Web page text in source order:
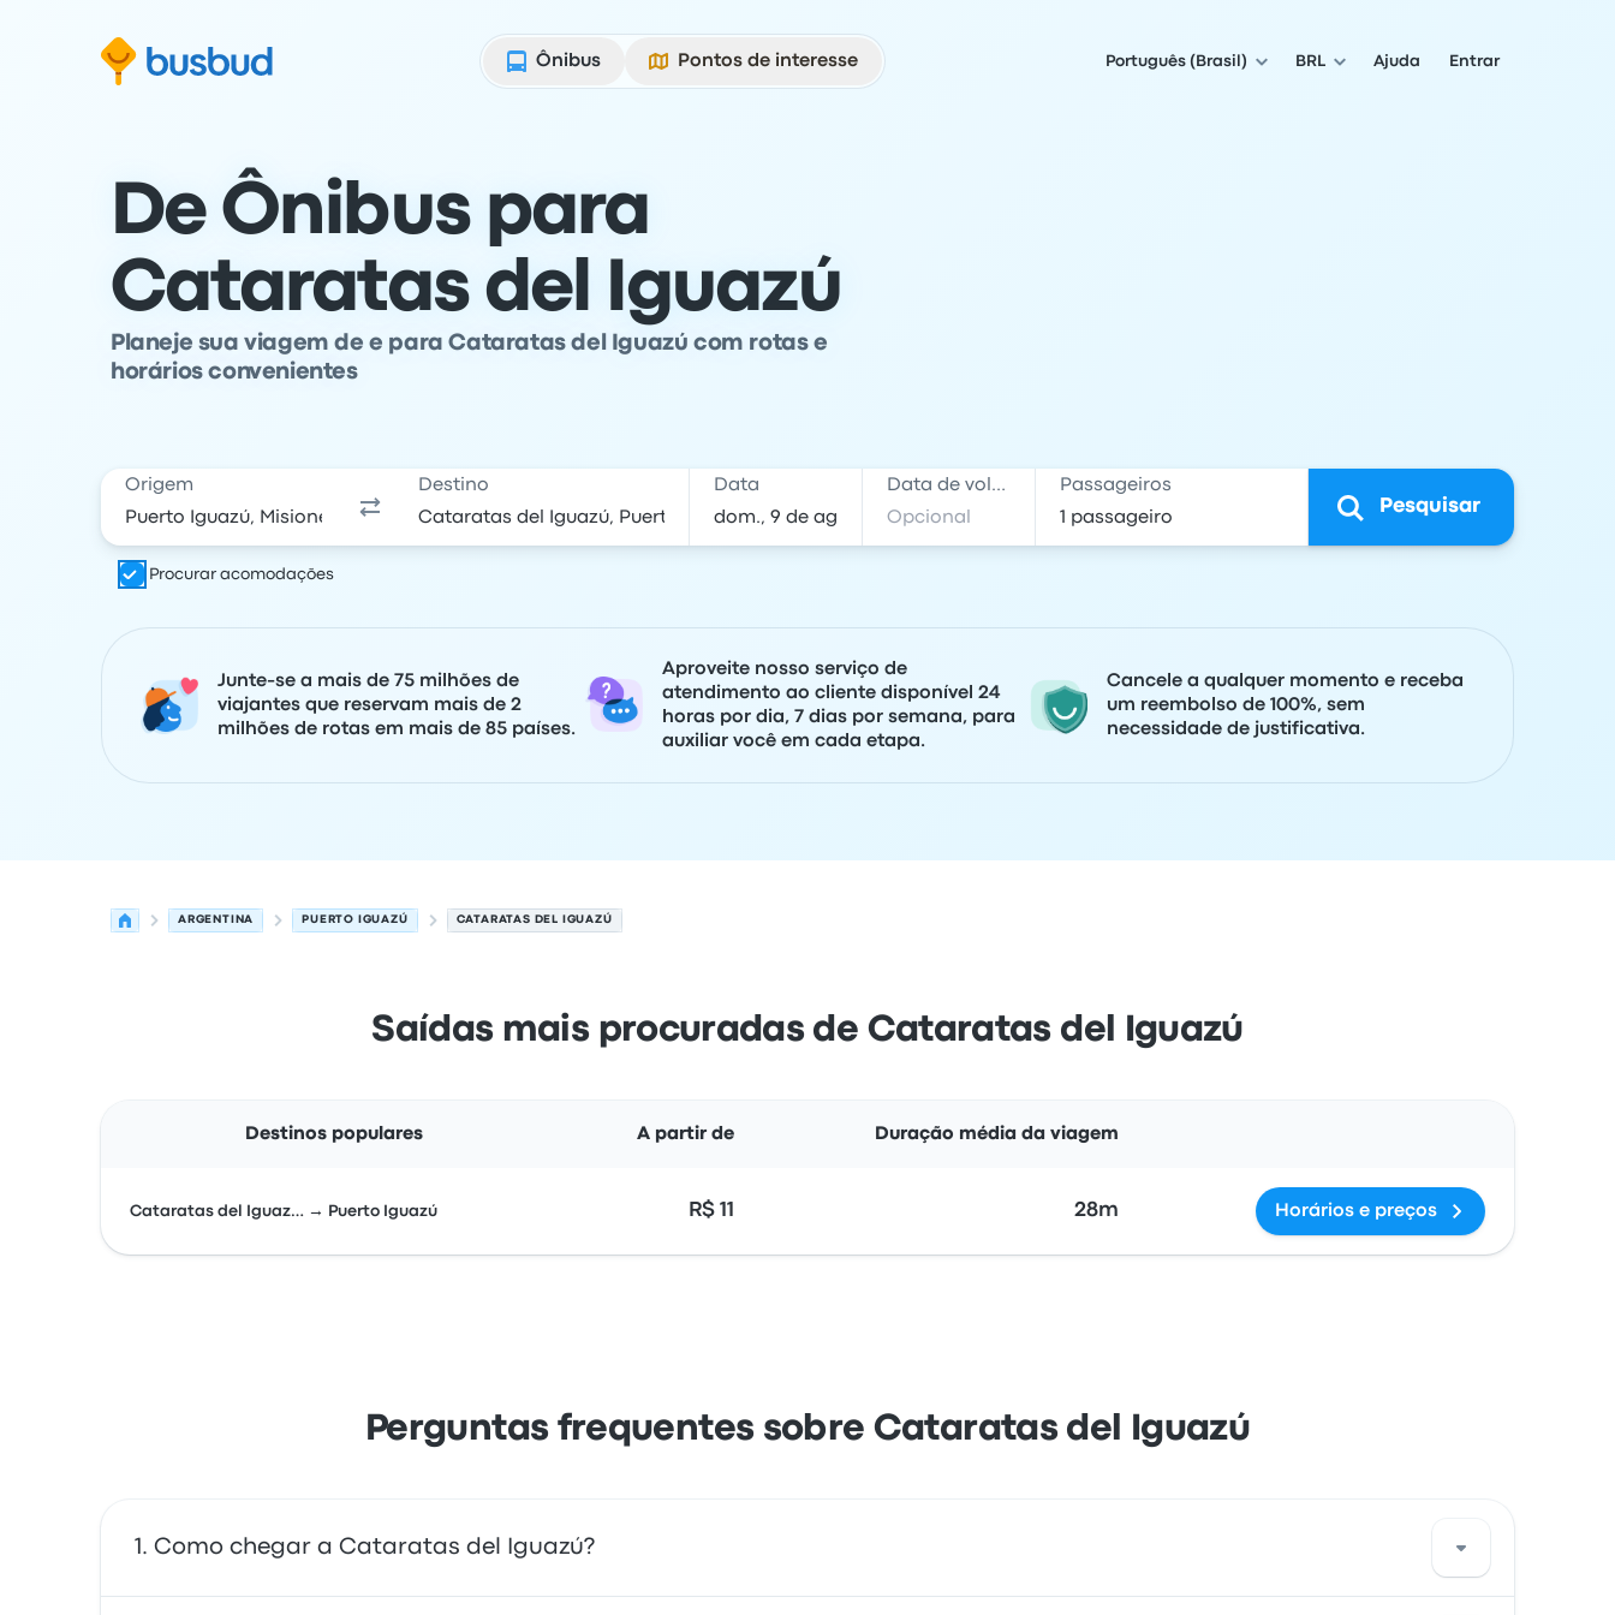
Ônibus
Pontos de interesse Português (Brasil) BRL Ajuda Entrar
De Ônibus para
Cataratas del Iguazú
Planeje sua viagem de e para Cataratas del Iguazú com rotas e
horários convenientes
Origem Destino Data Data de volta Passageiros
Pesquisar
Procurar acomodações
Junte-se a mais de 75 milhões de
viajantes que reservam mais de 2
milhões de rotas em mais de 85 países.
Aproveite nosso serviço de
atendimento ao cliente disponível 24
horas por dia, 7 dias por semana, para
auxiliar você em cada etapa.
Cancele a qualquer momento e receba
um reembolso de 100%, sem
necessidade de justificativa.
ARGENTINA PUERTO IGUAZÚ CATARATAS DEL IGUAZÚ
Saídas mais procuradas de Cataratas del Iguazú
Destinos populares A partir de Duração média da viagem
Cataratas del Iguaz… → Puerto Iguazú R$ 11 28m Horários e preços
Perguntas frequentes sobre Cataratas del Iguazú
Como chegar a Cataratas del Iguazú?